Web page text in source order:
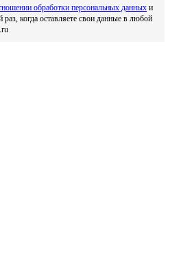
обработки персональных данных и
раз, когда оставляете свои данные в любой